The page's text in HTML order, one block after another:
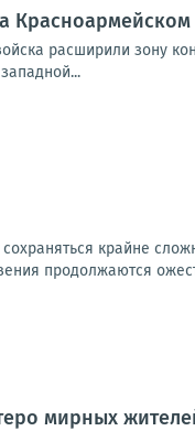
расширили зону
крайне
продолжаются
мирных